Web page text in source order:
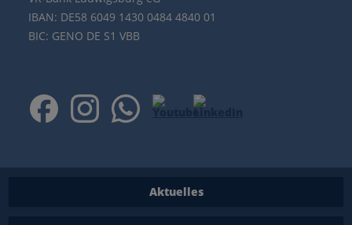
IBAN: DE58 6049 1430 0484 4840 01
BIC: GENO DE S1 VBB
Aktuelles